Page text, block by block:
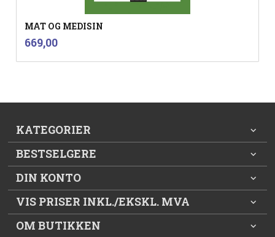
MAT OG MEDISIN
Pris
669,00
KATEGORIER
BESTSELGERE
DIN KONTO
VIS PRISER INKL./EKSKL. MVA
OM BUTIKKEN